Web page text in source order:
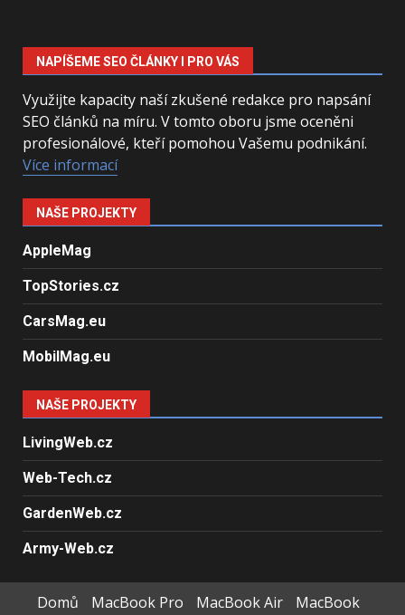
NAPÍŠEME SEO ČLÁNKY I PRO VÁS
Využijte kapacity naší zkušené redakce pro napsání
SEO článků na míru. V tomto oboru jsme oceněni
profesionálové, kteří pomohou Vašemu podnikání.
Více informací
NAŠE PROJEKTY
AppleMag
TopStories.cz
CarsMag.eu
MobilMag.eu
NAŠE PROJEKTY
LivingWeb.cz
Web-Tech.cz
GardenWeb.cz
Army-Web.cz
Domů MacBook Pro MacBook Air
MacBook